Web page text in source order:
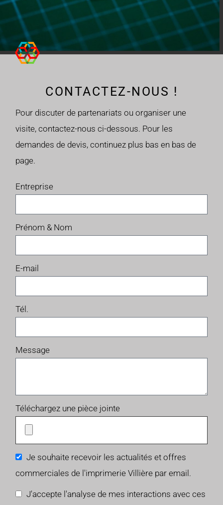
CONTACTEZ-NOUS !
Pour discuter de partenariats ou organiser une
visite, contactez-nous ci-dessous. Pour les
demandes de devis, continuez plus bas en bas de
page.
Entreprise
Prénom & Nom
E-mail
Tél.
Message
Téléchargez une pièce jointe
Je souhaite recevoir les actualités et offres
commerciales de l'imprimerie Villière par email.
J'accepte l'analyse de mes interactions avec ces